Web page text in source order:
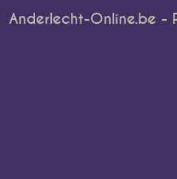
Anderlecht-Online.be -